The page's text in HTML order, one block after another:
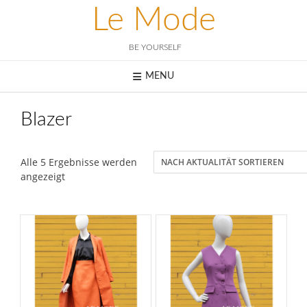
Le Mode
BE YOURSELF
MENU
Blazer
Alle 5 Ergebnisse werden
angezeigtNach